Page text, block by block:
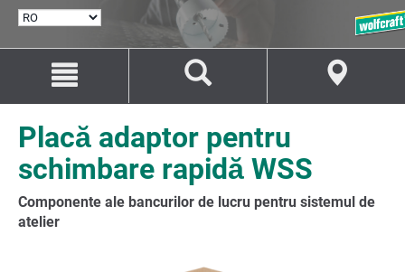
SELECTARE
conținut
navigare
Placă adaptor pentru
schimbare rapidă WSS
Componente ale bancurilor de lucru pentru sistemul de
atelier